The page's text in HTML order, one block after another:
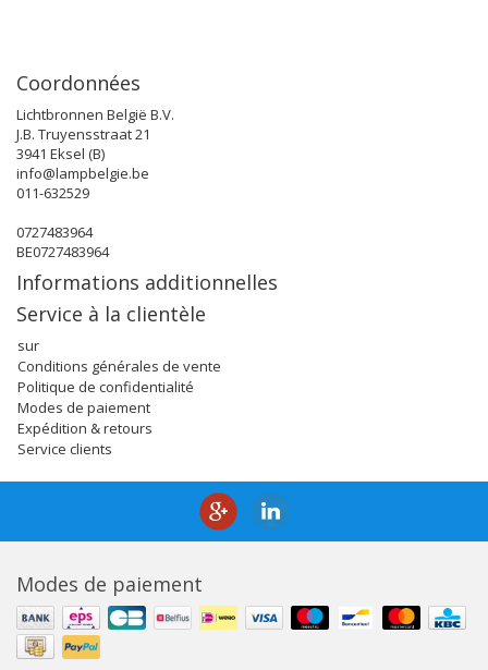
Coordonnées
Lichtbronnen België B.V.
J.B. Truyensstraat 21
3941 Eksel (B)
info@lampbelgie.be
011-632529
0727483964
BE0727483964
Informations additionnelles
Service à la clientèle
sur
Conditions générales de vente
Politique de confidentialité
Modes de paiement
Expédition & retours
Service clients
Modes de paiement